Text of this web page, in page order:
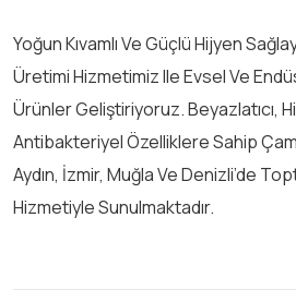
Yoğun Kıvamlı Ve Güçlü Hijyen
Üretimi Hizmetimiz Ile Evsel Ve
Ürünler Geliştiriyoruz. Beyazlatıcı,
Antibakteriyel Özelliklere Sahip
Aydın, İzmir, Muğla Ve Denizli’de
Hizmetiyle Sunulmaktadır.